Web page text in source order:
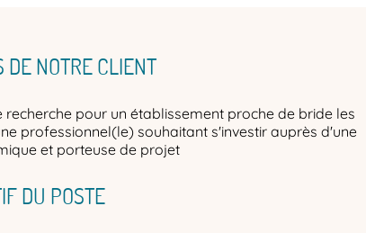
DE NOTRE CLIENT
recherche pour un établissement proche de bride les
professionnel(le) souhaitant s'investir auprès d'une
et porteuse de projet
DU POSTE